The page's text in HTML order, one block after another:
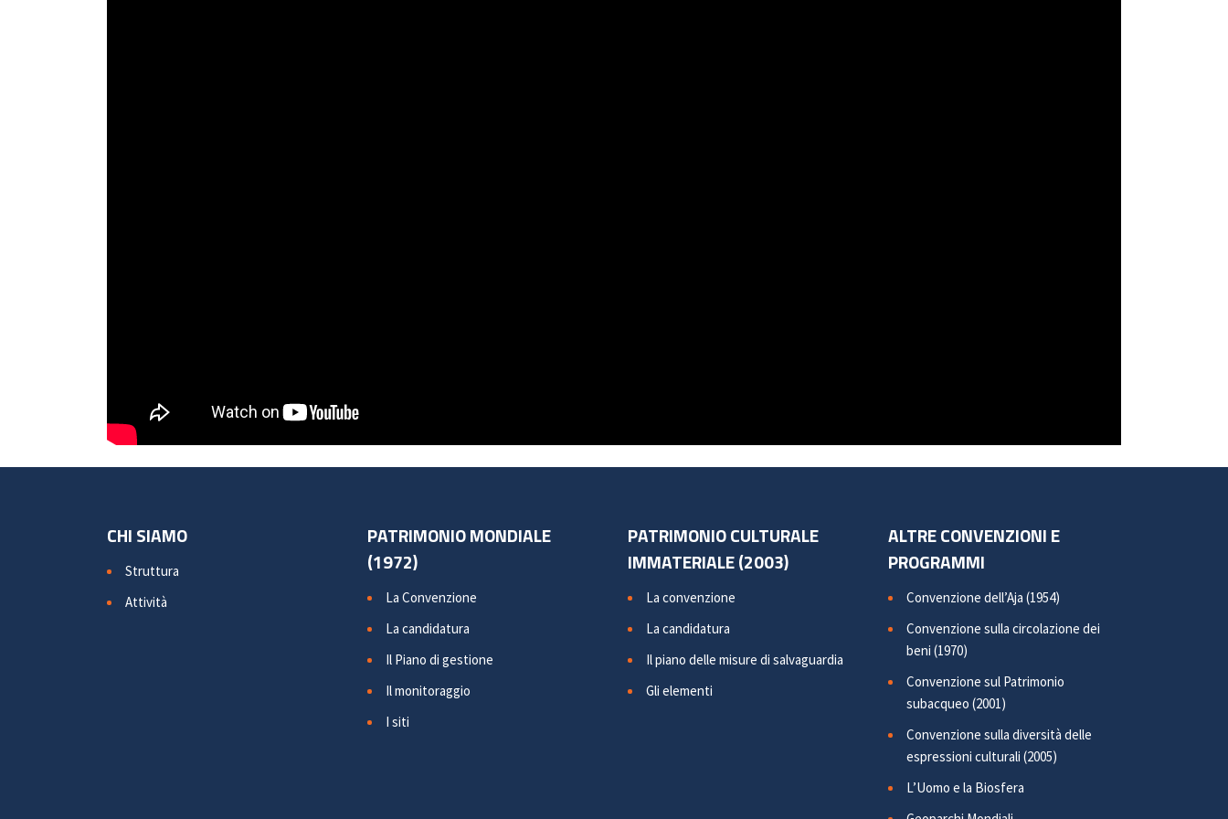
CHI SIAMO
Struttura
Attività
PATRIMONIO MONDIALE
(1972)
La Convenzione
La candidatura
Il Piano di gestione
Il monitoraggio
I siti
PATRIMONIO CULTURALE
IMMATERIALE (2003)
La convenzione
La candidatura
Il piano delle misure di salvaguardia
Gli elementi
ALTRE CONVENZIONI E
PROGRAMMI
Convenzione dell’Aja (1954)
Convenzione sulla circolazione dei
beni (1970)
Convenzione sul Patrimonio
subacqueo (2001)
Convenzione sulla diversità delle
espressioni culturali (2005)
L’Uomo e la Biosfera